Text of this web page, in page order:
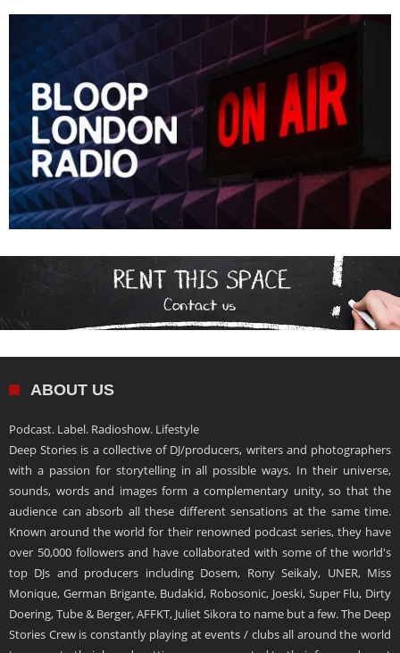
ABOUT US
Podcast. Label. Radioshow. Lifestyle
Deep Stories is a collective of DJ/producers, writers and photographers
with a passion for storytelling in all possible ways. In their universe,
sounds, words and images form a complementary unity, so that the
audience can absorb all these different sensations at the same time.
Known around the world for their renowned podcast series, they have
over 50,000 followers and have collaborated with some of the world's
top DJs and producers including Dosem, Rony Seikaly, UNER, Miss
Monique, German Brigante, Budakid, Robosonic, Joeski, Super Flu, Dirty
Doering, Tube & Berger, AFFKT, Juliet Sikora to name but a few. The Deep
Stories Crew is constantly playing at events / clubs all around the world